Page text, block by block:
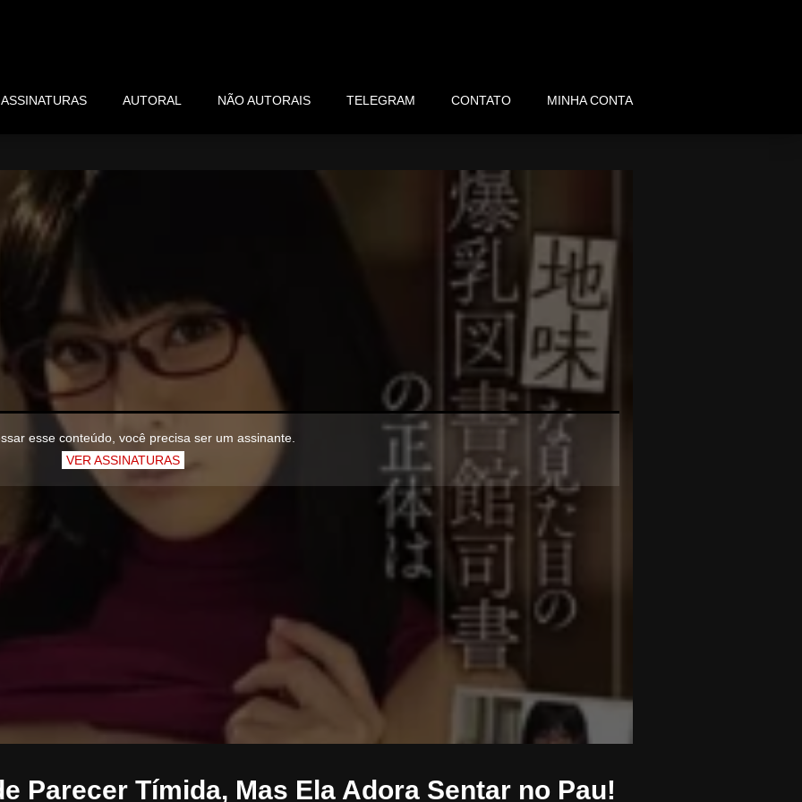
ASSINATURAS AUTORAL NÃO AUTORAIS TELEGRAM CONTATO MINHA CONTA
esse conteúdo, você precisa ser um assinante.
VER ASSINATURAS
Parecer Tímida, Mas Ela Adora Sentar no Pau!